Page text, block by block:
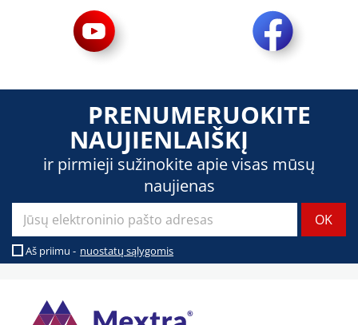
PRENUMERUOKITE
NAUJIENLAIŠKĮ
ir pirmieji sužinokite apie visas mūsų
naujienas
Aš priimu - nuostatų sąlygomis